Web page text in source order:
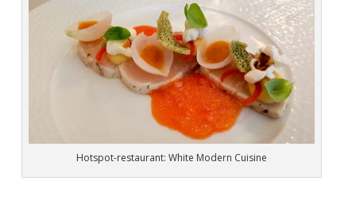
Hotspot-restaurant: White Modern Cuisine